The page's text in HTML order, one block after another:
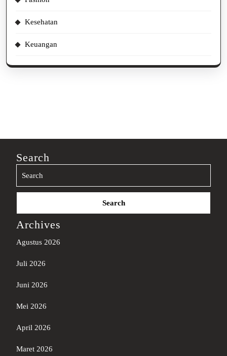
Kesehatan
Keuangan
Search
Search
Archives
Agustus 2026
Juli 2026
Juni 2026
Mei 2026
April 2026
Maret 2026